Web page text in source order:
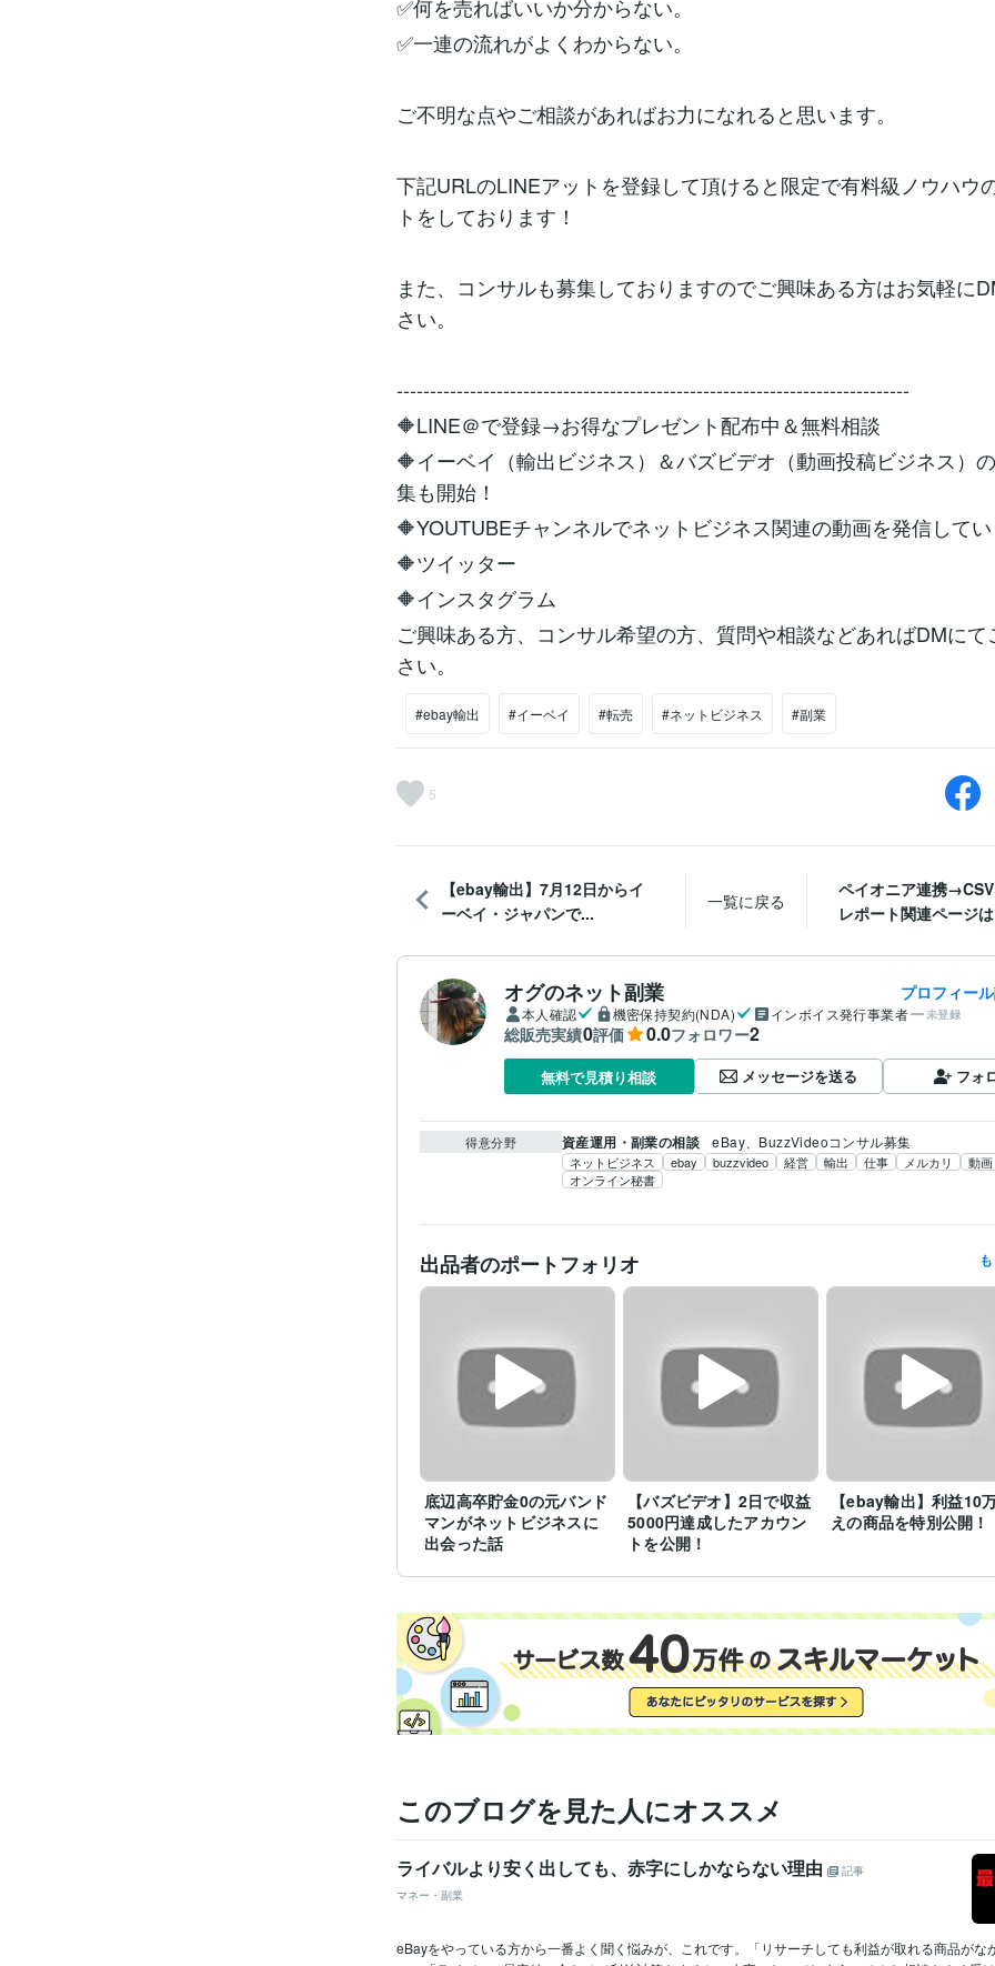
✅何を売ればいいか分からない。
✅一連の流れがよくわからない。
ご不明な点やご相談があればお力になれると思います。
下記URLのLINEアットを登録して頂けると限定で有料級ノウハウ
トをしております！
また、コンサルも募集しておりますのでご興味ある方はお気軽に
さい。
-----------------------------------------------------------------------------
🔶LINE＠で登録→お得なプレゼント配布中＆無料相談
🔶イーベイ（輸出ビジネス）＆バズビデオ（動画投稿ビジネス）
集も開始！
🔶YOUTUBEチャンネルでネットビジネス関連の動画を発信して
🔶ツイッター
🔶インスタグラム
ご興味ある方、コンサル希望の方、質問や相談などあればDMにて
さい。
#ebay輸出 #イーベイ #転売 #ネットビジネス #副業
5
【ebay輸出】7月12日からイ
ーベイ・ジャパンで...
一覧に戻る
ペイオニア連携
レポート関連ページ
オグのネット副業 プロフィー
本人確認 機密保持契約(NDA) インボイス発行事業者 未登録
総販売実績0評価 0.0フォロワー2
無料で見積り相談 メッセージを送る フォ
得意分野 資産運用・副業の相談 eBay、BuzzVideoコンサル募集
ネットビジネス ebay buzzvideo 経営 輸出 仕事 メルカリ
動画
オンライン秘書
出品者のポートフォリオ
底辺高卒貯金0の元バンド
マンがネットビジネスに
出会った話
【バズビデオ】2日で収益
5000円達成したアカウン
トを公開！
【ebay輸出】利益10
えの商品を特別公開！
このブログを見た人にオススメ
ライバルより安く出しても、赤字にしかならない理由
記事
マネー・副業
eBayをやっている方から一番よく聞く悩みが、これです。「リサーチしても利益が取れる商品がな